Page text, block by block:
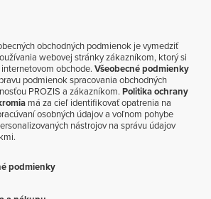
obchodných podmienok je vymedziť
webovej stránky zákazníkom, ktorý si
obchode. Všeobecné podmienky
podmienok spracovania obchodných
PROZIS a zákazníkom. Politika ochrany
má za cieľ identifikovať opatrenia na
osobných údajov a voľnom pohybe
nástrojov na správu údajov
podmienky